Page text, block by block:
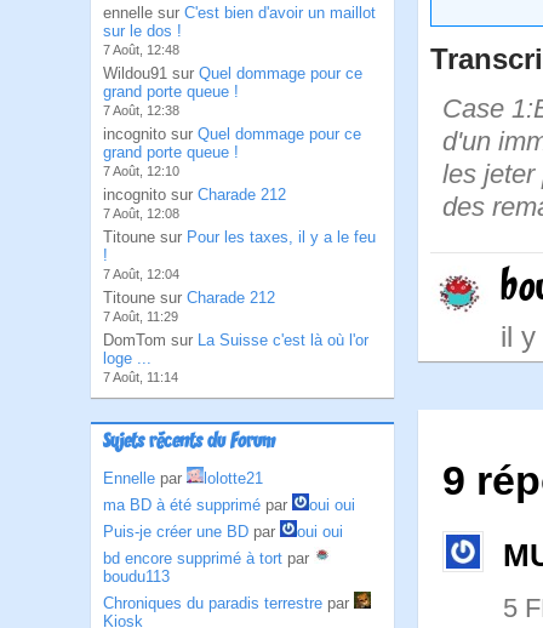
ennelle sur C'est bien d'avoir un maillot
sur le dos !
7 Août, 12:48
Wildou91 sur Quel dommage pour ce
grand porte queue !
7 Août, 12:38
incognito sur Quel dommage pour ce
grand porte queue !
7 Août, 12:10
incognito sur Charade 212
7 Août, 12:08
Titoune sur Pour les taxes, il y a le feu
!
7 Août, 12:04
Titoune sur Charade 212
7 Août, 11:29
DomTom sur La Suisse c'est là où l'or
loge ...
7 Août, 11:14
Sujets récents du Forum
Ennelle par
lolotte21
ma BD à été supprimé par
oui oui
Puis-je créer une BD par
oui oui
bd encore supprimé à tort par
boudu113
Chroniques du paradis terrestre par
Kiosk
Case
d'un
les jeter
des
il y
9
5